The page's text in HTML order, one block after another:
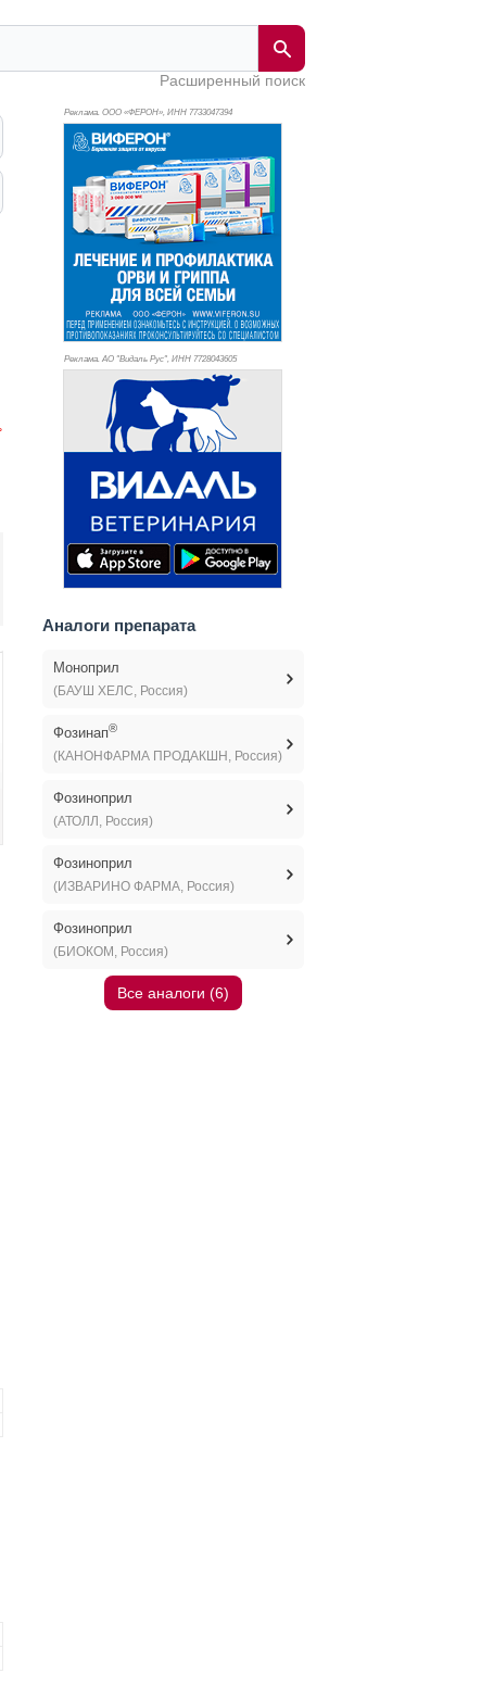
Расширенный поиск
Реклама. ООО «ФЕРОН», ИНН 7733047394
Реклама. АО "Видаль Рус", ИНН 7728043605
Аналоги препарата
Моноприл
(БАУШ ХЕЛС, Россия)
Фозинап®
(КАНОНФАРМА ПРОДАКШН, Россия)
Фозиноприл
(АТОЛЛ, Россия)
Фозиноприл
(ИЗВАРИНО ФАРМА, Россия)
Фозиноприл
(БИОКОМ, Россия)
Все аналоги (6)